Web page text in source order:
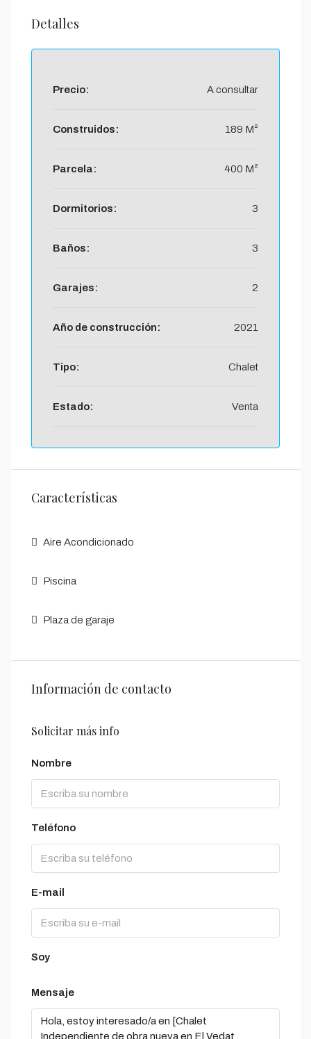
Detalles
Precio: A consultar
Construidos: 189 M²
Parcela: 400 M²
Dormitorios: 3
Baños: 3
Garajes: 2
Año de construcción: 2021
Tipo: Chalet
Estado: Venta
Características
Aire Acondicionado
Piscina
Plaza de garaje
Información de contacto
Solicitar más info
Nombre
Teléfono
E-mail
Soy
Mensaje